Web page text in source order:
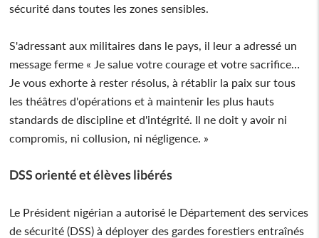
sécurité dans toutes les zones sensibles.
S'adressant aux militaires dans le pays, il leur a adressé un
message ferme « Je salue votre courage et votre sacrifice…
Je vous exhorte à rester résolus, à rétablir la paix sur tous
les théâtres d'opérations et à maintenir les plus hauts
standards de discipline et d'intégrité. Il ne doit y avoir ni
compromis, ni collusion, ni négligence. »
DSS orienté et élèves libérés
Le Président nigérian a autorisé le Département des services
de sécurité (DSS) à déployer des gardes forestiers entraînés